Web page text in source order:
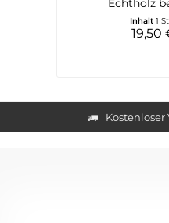
Echtholz
Inhalt1
19,50
Kostenloser